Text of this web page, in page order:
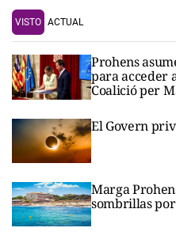
VISTO ACTUAL
Prohens
para acceder
Coalició per
El Govern
Marga
sombrillas por